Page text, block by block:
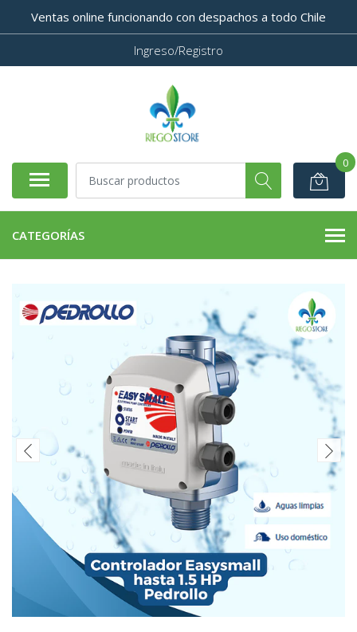
Ventas online funcionando con despachos a todo Chile
Ingreso/Registro
0
CATEGORÍAS